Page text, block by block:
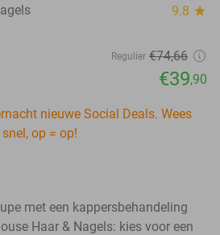
9.8 star
Regulier €74,66
€39,90
nieuwe Social Deals. Wees
snel, op = op!
met een kappersbehandeling
Haar & Nagels: kies voor een